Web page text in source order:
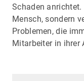
Schaden
Mensch, sondern
Problemen, die
Mitarbeiter in ihrer